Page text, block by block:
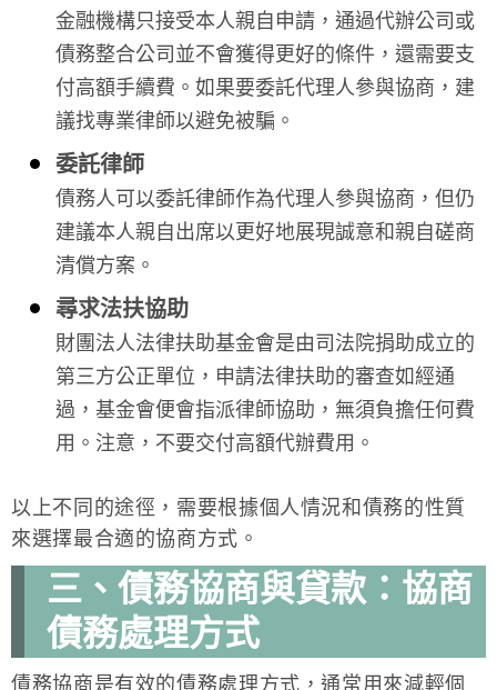
金融機構只接受本人親自申請，通過代辦公司或
債務整合公司並不會獲得更好的條件，還需要支
付高額手續費。如果要委託代理人參與協商，建
議找專業律師以避免被騙。
委託律師
債務人可以委託律師作為代理人參與協商，但仍
建議本人親自出席以更好地展現誠意和親自磋商
清償方案。
尋求法扶協助
財團法人法律扶助基金會是由司法院捐助成立的
第三方公正單位，申請法律扶助的審查如經通
過，基金會便會指派律師協助，無須負擔任何費
用。注意，不要交付高額代辦費用。
以上不同的途徑，需要根據個人情況和債務的性質
來選擇最合適的協商方式。
三、債務協商與貸款：協商
債務處理方式
債務協商是有效的債務處理方式，通常用來減輕個